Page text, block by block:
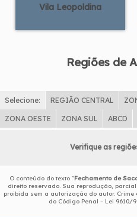
Vila Leopoldina
Regiões de
Selecione: REGIÃO CENTRAL
ZONA OESTE ZONA SUL ABCD
Verifique as
O conteúdo do texto "Fechamento de
direito reservado. Sua reprodução,
proibida sem a autorização do autor.
do Código Penal – Lei 9610/